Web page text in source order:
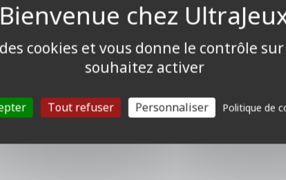
cookies et vous donne le contrôle
souhaitez activer
Tout refuser Personnaliser Politique de